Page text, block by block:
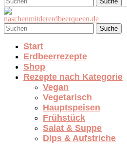
Suche
Start
Erdbeerrezepte
Shop
Rezepte nach Kategorie
Vegan
Vegetarisch
Hauptspeisen
Frühstück
Salat & Suppe
Dips & Aufstriche